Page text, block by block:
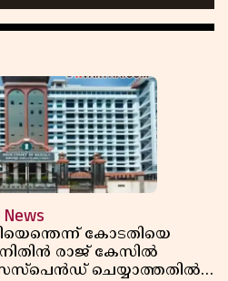
News
കോടതിയെ
നിതിൻ രാജ് കേസിൽ
ചെയ്യാത്തതിൽ